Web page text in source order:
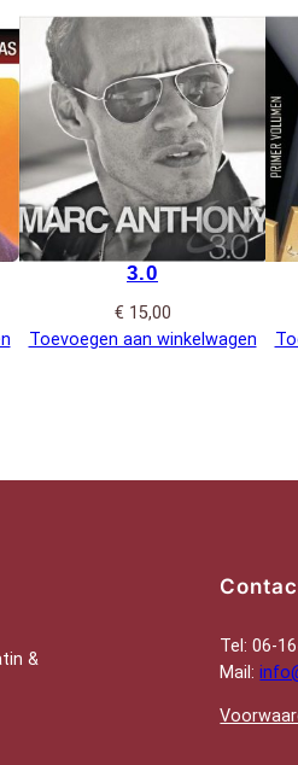
3.0
€ 15,00
Toevoegen aan winkelwagen
&
Tel: 06-
Mail: